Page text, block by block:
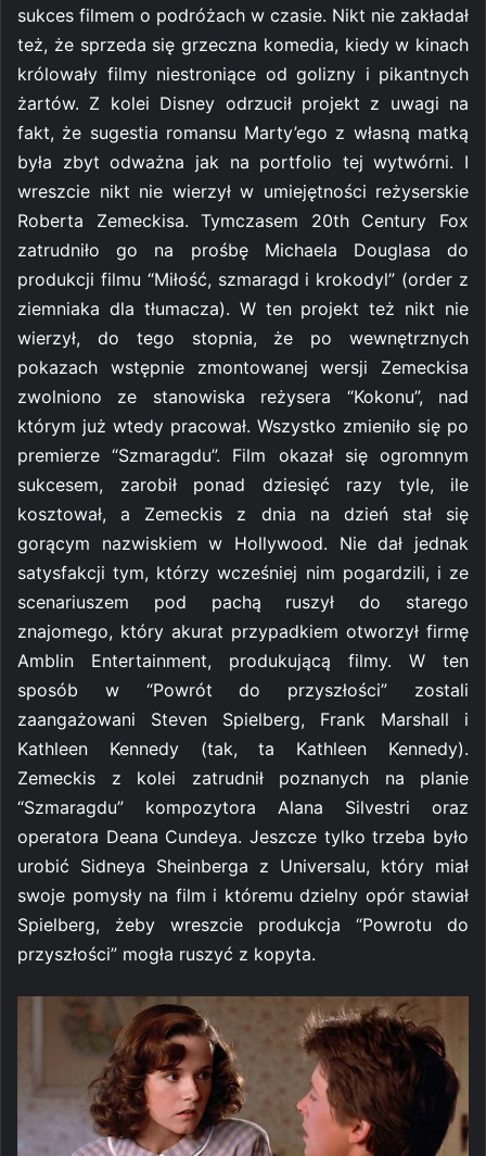
sukces filmem o podróżach w czasie. Nikt nie zakładał
też, że sprzeda się grzeczna komedia, kiedy w kinach
królowały filmy niestroniące od golizny i pikantnych
żartów. Z kolei Disney odrzucił projekt z uwagi na
fakt, że sugestia romansu Marty’ego z własną matką
była zbyt odważna jak na portfolio tej wytwórni. I
wreszcie nikt nie wierzył w umiejętności reżyserskie
Roberta Zemeckisa. Tymczasem 20th Century Fox
zatrudniło go na prośbę Michaela Douglasa do
produkcji filmu “Miłość, szmaragd i krokodyl” (order z
ziemniaka dla tłumacza). W ten projekt też nikt nie
wierzył, do tego stopnia, że po wewnętrznych
pokazach wstępnie zmontowanej wersji Zemeckisa
zwolniono ze stanowiska reżysera “Kokonu”, nad
którym już wtedy pracował. Wszystko zmieniło się po
premierze “Szmaragdu”. Film okazał się ogromnym
sukcesem, zarobił ponad dziesięć razy tyle, ile
kosztował, a Zemeckis z dnia na dzień stał się
gorącym nazwiskiem w Hollywood. Nie dał jednak
satysfakcji tym, którzy wcześniej nim pogardzili, i ze
scenariuszem pod pachą ruszył do starego
znajomego, który akurat przypadkiem otworzył firmę
Amblin Entertainment, produkującą filmy. W ten
sposób w “Powrót do przyszłości” zostali
zaangażowani Steven Spielberg, Frank Marshall i
Kathleen Kennedy (tak, ta Kathleen Kennedy).
Zemeckis z kolei zatrudnił poznanych na planie
“Szmaragdu” kompozytora Alana Silvestri oraz
operatora Deana Cundeya. Jeszcze tylko trzeba było
urobić Sidneya Sheinberga z Universalu, który miał
swoje pomysły na film i któremu dzielny opór stawiał
Spielberg, żeby wreszcie produkcja “Powrotu do
przyszłości” mogła ruszyć z kopyta.